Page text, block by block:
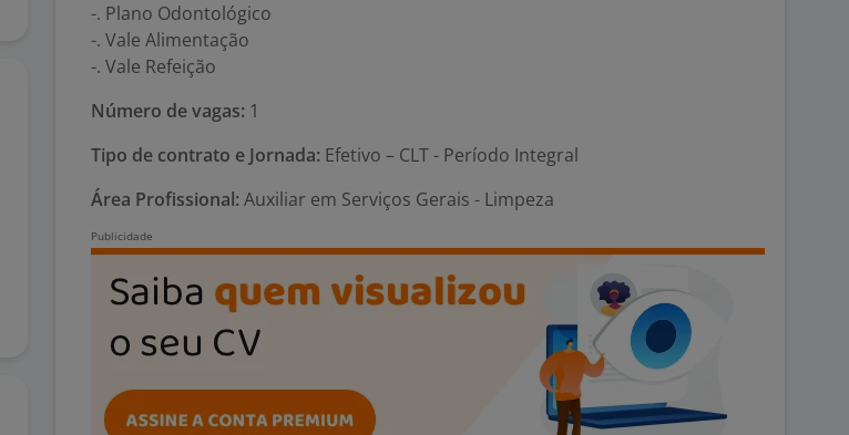
-. Plano Odontológico
-. Vale Alimentação
-. Vale Refeição
Número de vagas: 1
Tipo de contrato e Jornada: Efetivo – CLT - Período Integral
Área Profissional: Auxiliar em Serviços Gerais - Limpeza